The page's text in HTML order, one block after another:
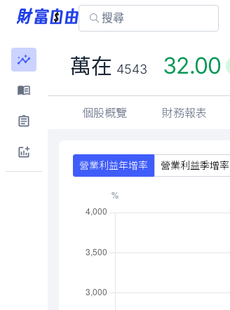
萬在 4543 32.00
個股概覽 財務報表
營業利益年增率 營業利益季增率